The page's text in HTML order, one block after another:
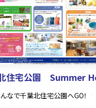
住宅公園 Summer
なで千葉北住宅公園へGO！